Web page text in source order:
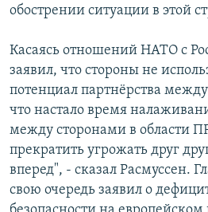
обострении ситуации в этой
Касаясь отношений НАТО с
заявил, что стороны не
потенциал партнёрства
что настало время
между сторонами в области
прекратить угрожать друг
вперед", - сказал Расмуссен.
свою очередь заявил о